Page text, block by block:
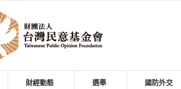
財經動態 選舉 國防外交